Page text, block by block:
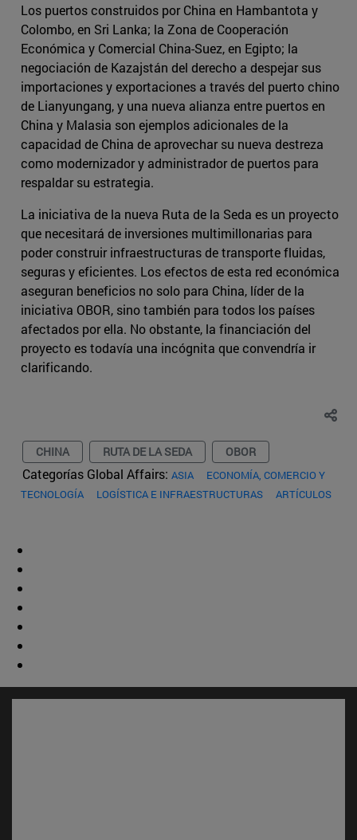
Los puertos construidos por China en Hambantota y
Colombo, en Sri Lanka; la Zona de Cooperación
Económica y Comercial China-Suez, en Egipto; la
negociación de Kazajstán del derecho a despejar sus
importaciones y exportaciones a través del puerto chino
de Lianyungang, y una nueva alianza entre puertos en
China y Malasia son ejemplos adicionales de la
capacidad de China de aprovechar su nueva destreza
como modernizador y administrador de puertos para
respaldar su estrategia.
La iniciativa de la nueva Ruta de la Seda es un proyecto
que necesitará de inversiones multimillonarias para
poder construir infraestructuras de transporte fluidas,
seguras y eficientes. Los efectos de esta red económica
aseguran beneficios no solo para China, líder de la
iniciativa OBOR, sino también para todos los países
afectados por ella. No obstante, la financiación del
proyecto es todavía una incógnita que convendría ir
clarificando.
CHINA RUTA DE LA SEDA OBOR
Categorías Global Affairs: ASIA
ECONOMÍA, COMERCIO Y
TECNOLOGÍA
LOGÍSTICA E INFRAESTRUCTURAS ARTÍCULOS